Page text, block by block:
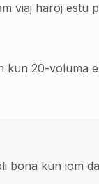
viaj haroj estu
kun 20-voluma
bona kun iom